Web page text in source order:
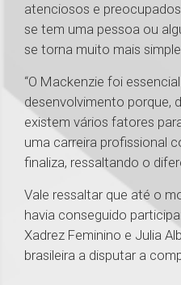
atenciosos e
se tem uma pessoa ou
se torna muito mais
“O Mackenzie foi
desenvolvimento porque,
existem vários fatores
uma carreira profissional
finaliza, ressaltando o
Vale ressaltar que até o
havia conseguido
Xadrez Feminino e Julia
brasileira a disputar a